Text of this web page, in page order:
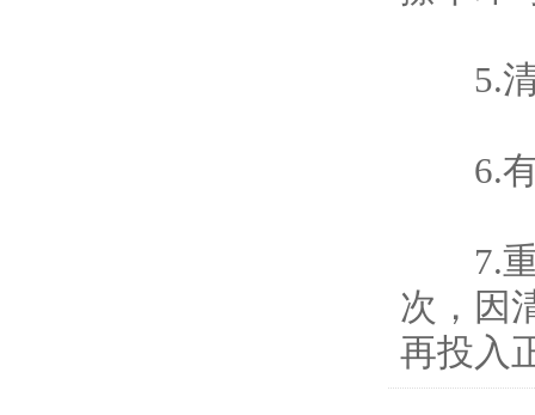
5.清
6.有
7.重
次，因
再投入